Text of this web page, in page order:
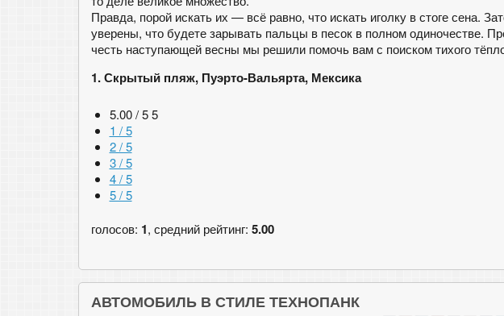
Правда, порой искать их — всё равно, что искать иголку в стоге сена.
уверены, что будете зарывать пальцы в песок в полном одиночестве.
честь наступающей весны мы решили помочь вам с поиском тихого
1. Скрытый пляж, Пуэрто-Вальярта, Мексика
5.00 / 5 5
1 / 5
2 / 5
3 / 5
4 / 5
5 / 5
голосов: 1, средний рейтинг: 5.00
АВТОМОБИЛЬ В СТИЛЕ ТЕХНОПАНК